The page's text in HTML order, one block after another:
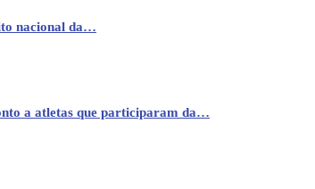
nacional da…
a atletas que participaram da…